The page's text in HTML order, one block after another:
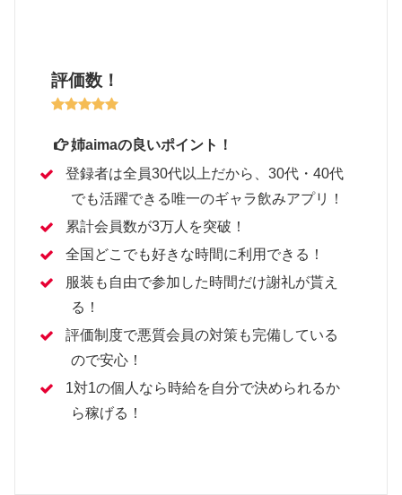
評価数！
姉aimaの良いポイント！
登録者は全員30代以上だから、30代・40代
でも活躍できる唯一のギャラ飲みアプリ！
累計会員数が3万人を突破！
全国どこでも好きな時間に利用できる！
服装も自由で参加した時間だけ謝礼が貰え
る！
評価制度で悪質会員の対策も完備している
ので安心！
1対1の個人なら時給を自分で決められるか
ら稼げる！